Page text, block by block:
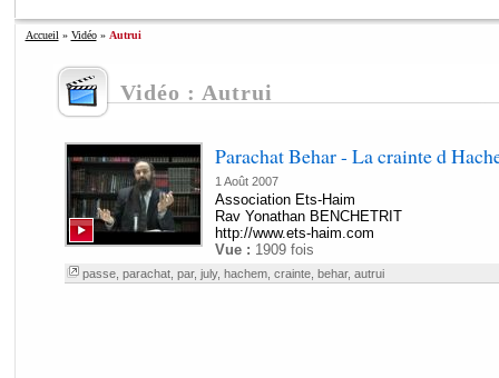
Accueil » Vidéo» Autrui
Vidéo : Autrui
Parachat Behar - La crainte d
1 Août 2007
Association Ets-Haim
Rav Yonathan BENCHETRIT
http://www.ets-haim.com
Vue : 1909 fois
passe, parachat, par, july, hachem, crainte, behar, autrui